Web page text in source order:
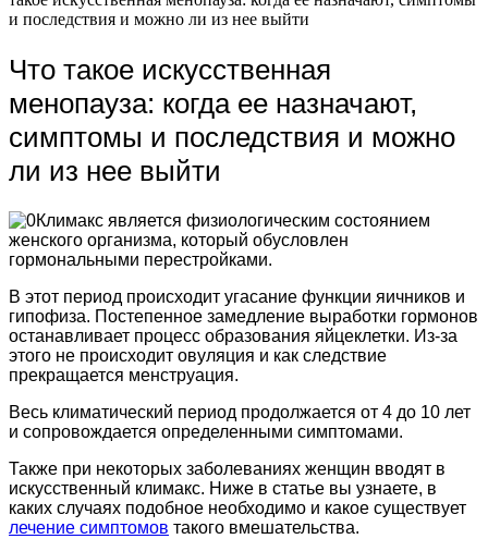
и последствия и можно ли из нее выйти
Что такое искусственная
менопауза: когда ее назначают,
симптомы и последствия и можно
ли из нее выйти
Климакс является физиологическим состоянием
женского организма, который обусловлен
гормональными перестройками.
В этот период происходит угасание функции яичников и
гипофиза. Постепенное замедление выработки гормонов
останавливает процесс образования яйцеклетки. Из-за
этого не происходит овуляция и как следствие
прекращается менструация.
Весь климатический период продолжается от 4 до 10 лет
и сопровождается определенными симптомами.
Также при некоторых заболеваниях женщин вводят в
искусственный климакс. Ниже в статье вы узнаете, в
каких случаях подобное необходимо и какое существует
лечение симптомов такого вмешательства.